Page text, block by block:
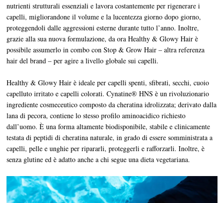
nutrienti strutturali essenziali e lavora costantemente per rigenerare i
capelli, migliorandone il volume e la lucentezza giorno dopo giorno,
proteggendoli dalle aggressioni esterne durante tutto l’anno. Inoltre,
grazie alla sua nuova formulazione, da ora Healthy & Glowy Hair è
possibile assumerlo in combo con Stop & Grow Hair – altra referenza
hair del brand – per agire a livello globale sui capelli.
Healthy & Glowy Hair è ideale per capelli spenti, sfibrati, secchi, cuoio
capelluto irritato e capelli colorati. Cynatine® HNS è un rivoluzionario
ingrediente cosmeceutico composto da cheratina idrolizzata; derivato dalla
lana di pecora, contiene lo stesso profilo aminoacidico richiesto
dall’uomo. È una forma altamente biodisponibile, stabile e clinicamente
testata di peptidi di cheratina naturale, in grado di essere somministrata a
capelli, pelle e unghie per ripararli, proteggerli e rafforzarli. Inoltre, è
senza glutine ed è adatto anche a chi segue una dieta vegetariana.